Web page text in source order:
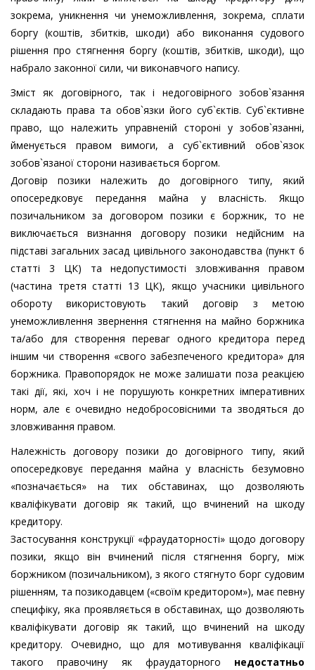
зокрема, уникнення чи унеможливлення, зокрема, сплати
боргу (коштів, збитків, шкоди) або виконання судового
рішення про стягнення боргу (коштів, збитків, шкоди), що
набрало законної сили, чи виконавчого напису.
Зміст як договірного, так і недоговірного зобов`язання
складають права та обов`язки його суб`єктів. Суб`єктивне
право, що належить управненій стороні у зобов`язанні,
йменується правом вимоги, а суб`єктивний обов`язок
зобов`язаної сторони називається боргом.
Договір позики належить до договірного типу, який
опосередковує передання майна у власність. Якщо
позичальником за договором позики є боржник, то не
виключається визнання договору позики недійсним на
підставі загальних засад цивільного законодавства (пункт 6
статті 3 ЦК) та недопустимості зловживання правом
(частина третя статті 13 ЦК), якщо учасники цивільного
обороту використовують такий договір з метою
унеможливлення звернення стягнення на майно боржника
та/або для створення переваг одного кредитора перед
іншим чи створення «свого забезпеченого кредитора» для
боржника. Правопорядок не може залишати поза реакцією
такі дії, які, хоч і не порушують конкретних імперативних
норм, але є очевидно недобросовісними та зводяться до
зловживання правом.
Належність договору позики до договірного типу, який
опосередковує передання майна у власність безумовно
«позначається» на тих обставинах, що дозволяють
кваліфікувати договір як такий, що вчинений на шкоду
кредитору.
Застосування конструкції «фраудаторності» щодо договору
позики, якщо він вчинений після стягнення боргу, між
боржником (позичальником), з якого стягнуто борг судовим
рішенням, та позикодавцем («своїм кредитором»), має певну
специфіку, яка проявляється в обставинах, що дозволяють
кваліфікувати договір як такий, що вчинений на шкоду
кредитору. Очевидно, що для мотивування кваліфікації
такого правочину як фраудаторного недостатньо